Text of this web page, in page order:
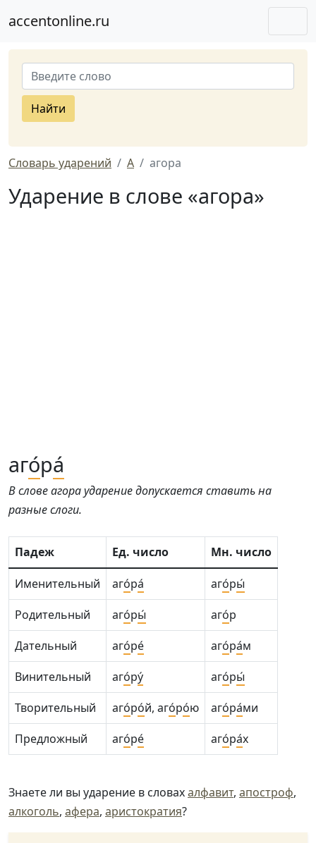
accentonline.ru
Найти
Словарь ударений А агора
Ударение в слове «агора»
аго́ра́
В слове агора ударение допускается ставить на
разные слоги.
Падеж Ед. число Мн. число
Именительный аго́ра́ аго́ры́
Родительный
аго́ры́ аго́р
Дательный
аго́ре́ аго́ра́м
Винительный
аго́ру́ аго́ры́
Творительный
аго́ро́й, аго́ро́ю аго́ра́ми
Предложный
аго́ре́ аго́ра́х
Знаете ли вы ударение в словахалфавит, апостроф,
алкоголь, афера, аристократия?